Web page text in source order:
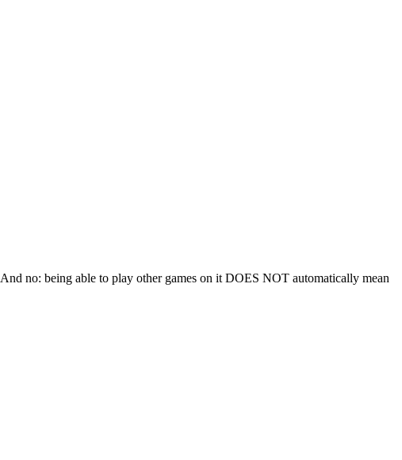
no: being able to play other games on it DOES NOT automatically mean